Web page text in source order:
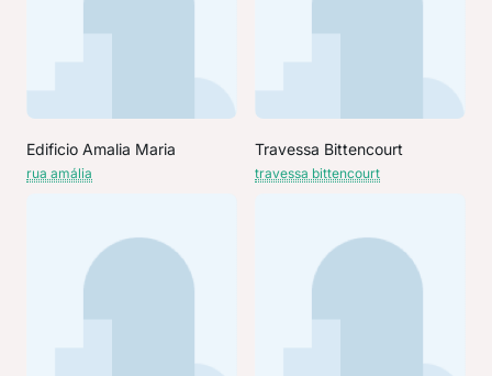
Edificio Amalia Maria
rua amália
Travessa Bittencourt
travessa bittencourt